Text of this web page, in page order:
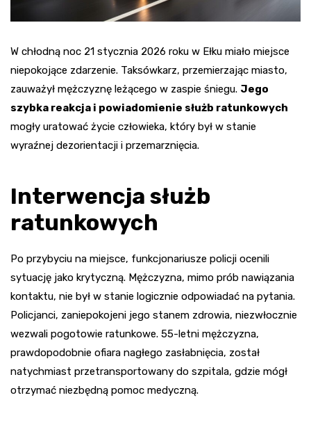
W chłodną noc 21 stycznia 2026 roku w Ełku miało miejsce
niepokojące zdarzenie. Taksówkarz, przemierzając miasto,
zauważył mężczyznę leżącego w zaspie śniegu. Jego
szybka reakcja i powiadomienie służb ratunkowych
mogły uratować życie człowieka, który był w stanie
wyraźnej dezorientacji i przemarznięcia.
Interwencja służb
ratunkowych
Po przybyciu na miejsce, funkcjonariusze policji ocenili
sytuację jako krytyczną. Mężczyzna, mimo prób nawiązania
kontaktu, nie był w stanie logicznie odpowiadać na pytania.
Policjanci, zaniepokojeni jego stanem zdrowia, niezwłocznie
wezwali pogotowie ratunkowe. 55-letni mężczyzna,
prawdopodobnie ofiara nagłego zasłabnięcia, został
natychmiast przetransportowany do szpitala, gdzie mógł
otrzymać niezbędną pomoc medyczną.